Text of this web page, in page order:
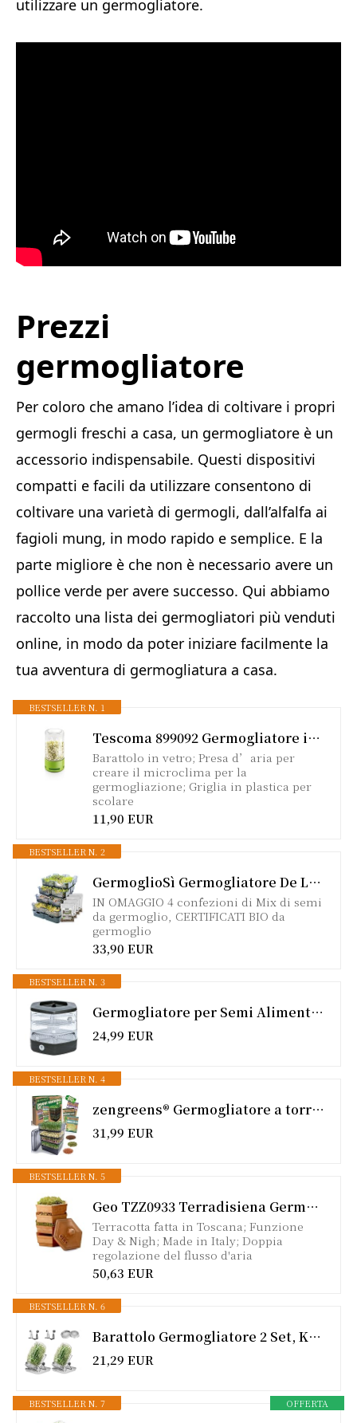
utilizzare un germogliatore.
Prezzi
germogliatore
Per coloro che amano l’idea di coltivare i propri
germogli freschi a casa, un germogliatore è un
accessorio indispensabile. Questi dispositivi
compatti e facili da utilizzare consentono di
coltivare una varietà di germogli, dall’alfalfa ai
fagioli mung, in modo rapido e semplice. E la
parte migliore è che non è necessario avere un
pollice verde per avere successo. Qui abbiamo
raccolto una lista dei germogliatori più venduti
online, in modo da poter iniziare facilmente la
tua avventura di germogliatura a casa.
BESTSELLER N. 1
Tescoma 899092 Germogliatore in Vetro Sense
Barattolo in vetro; Presa d’aria per
creare il microclima per la
germogliazione; Griglia in plastica per
scolare
11,90 EUR
BESTSELLER N. 2
GermoglioSì Germogliatore De Luxe per Semi BPA Free + 4 Confezioni Mix di Semi (32gr.), Innovativo Multifunzione Brevettato a 5 vassoi
IN OMAGGIO 4 confezioni di Mix di semi
da germoglio, CERTIFICATI BIO da
germoglio
33,90 EUR
BESTSELLER N. 3
Germogliatore per Semi Alimentari con 3 livelli ø17 cm - Germinatore per Semi, Germogli, Microgreens - Germogliatore per Semi in Plastica, Antracite
24,99 EUR
BESTSELLER N. 4
zengreens® Germogliatore a torre biologico - torre per germogli a 4 livelli - Include e semi (broccoli, ravanello & fagiolo mungo)
31,99 EUR
BESTSELLER N. 5
Geo TZZ0933 Terradisiena Germogliatore In Terracotta
Terracotta fatta in Toscana; Funzione
Day & Nigh; Made in Italy; Doppia
regolazione del flusso d'aria
50,63 EUR
BESTSELLER N. 6
Barattolo Germogliatore 2 Set, Kit di Barattoli per Germogliamento di Semi, 1000ml Germogliatore in Vetro, 2 Coperture, 2 Supporti e 2 Vassoio, per Broccoli, germogli e Semi
21,29 EUR
OFFERTA
BESTSELLER N. 7